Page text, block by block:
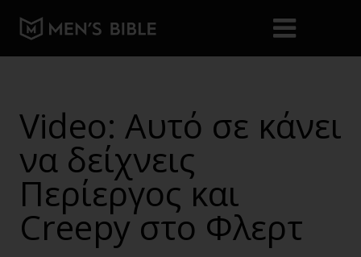
Video: Αυτό σε κάνει
να δείχνεις
Περίεργος και
Creepy στο Φλερτ